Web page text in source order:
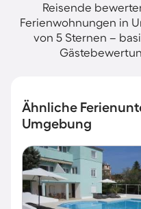
Reisende
Ferienwohnungen in
von 5 Sternen –
Ähnliche
Umgebung